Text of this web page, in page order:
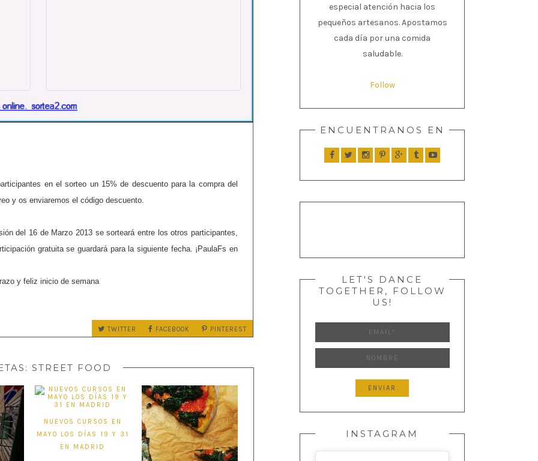
en el sorteo un 15% de descuento para la compra del
y os enviaremos el código descuento.
del 16 de Marzo 2013 se sorteará entre los otros participantes,
gratuita se guardará para la siguiente fecha. ¡PaulaFs en
y feliz inicio de semana
TWITTER FACEBOOK PINTEREST
STREET FOOD
NUEVOS CURSOS EN
MAYO LOS DÍAS 19 Y 31
EN MADRID
especial atención hacia los
pequeños artesanos. Apostamos
cada día por una comida
saludable.
Follow
ENCUENTRANOS EN
LET'S DANCE
TOGETHER, FOLLOW
US!
INSTAGRAM